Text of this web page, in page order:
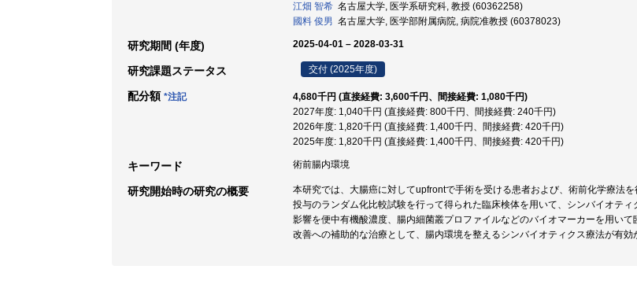
江畑 智希 名古屋大学, 医学系研究科, 教授 (60362258)
國料 俊男 名古屋大学, 医学部附属病院, 病院准教授 (60378023)
研究期間 (年度) 2025-04-01 – 2028-03-31
研究課題ステータス 交付 (2025年度)
配分額 *注記
4,680千円 (直接経費: 3,600千円、間接経費: 1,080千円)
2027年度: 1,040千円 (直接経費: 800千円、間接経費: 240千円)
2026年度: 1,820千円 (直接経費: 1,400千円、間接経費: 420千円)
2025年度: 1,820千円 (直接経費: 1,400千円、間接経費: 420千円)
キーワード 術前腸内環境
研究開始時の研究の概要
本研究では、大腸癌に対してupfrontで手術を受ける患者および、術前化学療法
投与のランダム化比較試験を行って得られた臨床検体を用いて、シンバイオテ
影響を便中有機酸濃度、腸内細菌叢プロファイルなどのバイオマーカーを用い
改善への補助的な治療として、腸内環境を整えるシンバイオティクス療法が有効